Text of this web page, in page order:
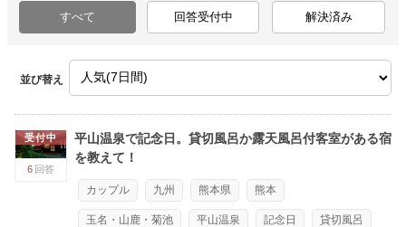
すべて 回答受付中 解決済み
並び替え
受付中
6 回答
平山温泉で記念日。貸切風呂か露天風呂付客室がある宿
を教えて！
カップル 九州 熊本県 熊本
玉名・山鹿・菊池 平山温泉 記念日 貸切風呂